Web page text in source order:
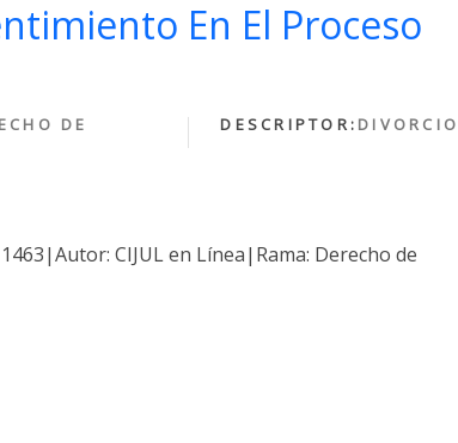
En El Proceso
DE DESCRIPTOR: DIVORCIO
CIJUL en Línea|Rama: Derecho de